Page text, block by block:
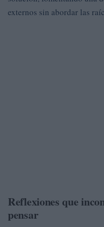
externos sin abordar las
Reflexiones que
pensar